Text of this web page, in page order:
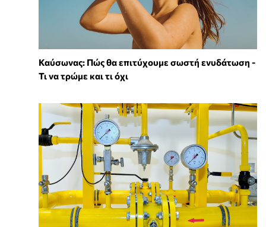
Καύσωνας: Πώς θα επιτύχουμε σωστή ενυδάτωση -
Τι να τρώμε και τι όχι